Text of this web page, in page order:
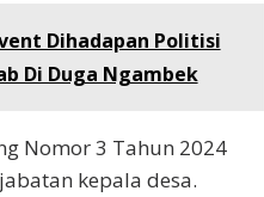
Dihadapan Politisi
Di Duga Ngambek
Nomor 3 Tahun 2024
kepala desa.